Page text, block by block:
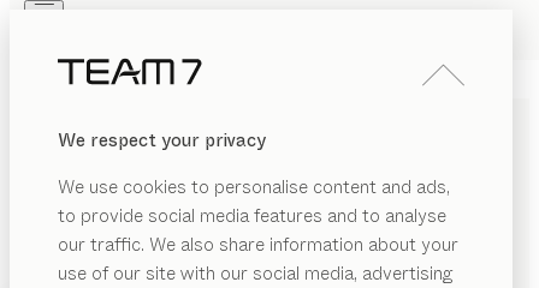
We respect your privacy
We use cookies to personalise content and ads,
to provide social media features and to analyse
our traffic. We also share information about your
use of our site with our social media, advertising
PRODUKTE
INSPIRATION
HÄNDLER
k7, lineeKÜCHE
Nussbaum, Farbglas bronze matt
von Kai Stania